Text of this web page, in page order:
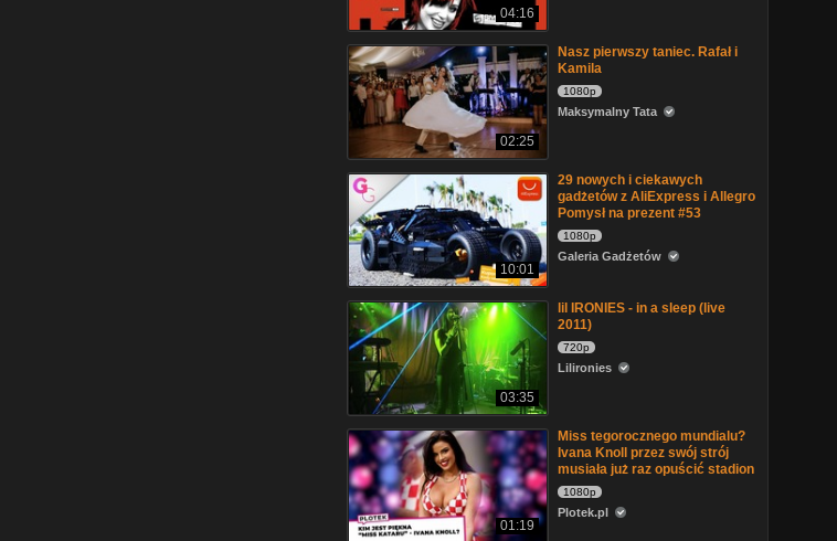
04:16
02:25
Nasz pierwszy taniec. Rafał i
Kamila
1080p
Maksymalny Tata
10:01
29 nowych i ciekawych
gadżetów z AliExpress i Allegro
Pomysł na prezent #53
1080p
Galeria Gadżetów
03:35
lil IRONIES - in a sleep (live
2011)
720p
Lilironies
01:19
Miss tegorocznego mundialu?
Ivana Knoll przez swój strój
musiała już raz opuścić stadion
1080p
Plotek.pl